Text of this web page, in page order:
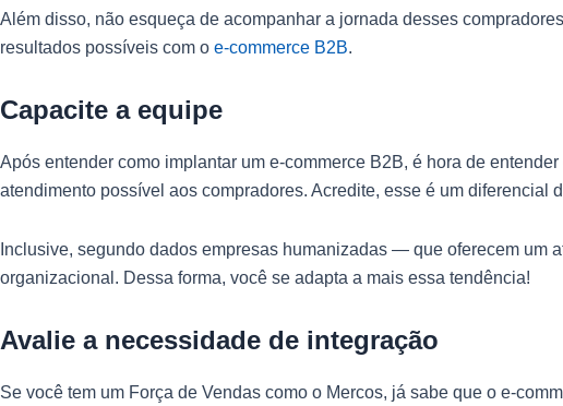
Além disso, não esqueça de acompanhar a jornada desses
resultados possíveis com o e-commerce B2B.
Capacite a equipe
Após entender como implantar um e-commerce B2B, é hora de
atendimento possível aos compradores. Acredite, esse é um diferencial
Inclusive, segundo dados empresas humanizadas — que oferecem
organizacional. Dessa forma, você se adapta a mais essa tendência!
Avalie a necessidade de integração
Se você tem um Força de Vendas como o Mercos, já sabe que o e-